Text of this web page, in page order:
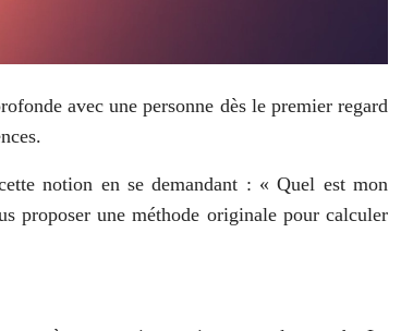
avec une personne dès le premier regard
notion en se demandant : « Quel est mon
proposer une méthode originale pour calculer